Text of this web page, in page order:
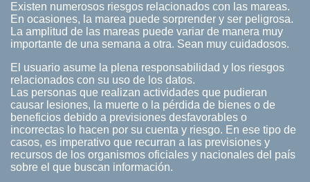
Existen numerosos riesgos relacionados con las mareas.
En ocasiones, la marea puede sorprender y ser peligrosa.
La amplitud de las mareas puede variar de manera muy
importante de una semana a otra. Sean muy cuidadosos.
El usuario asume la plena responsabilidad y los riesgos
relacionados con su uso de los datos.
Las personas que realizan actividades que pudieran
causar lesiones, la muerte o la pérdida de bienes o de
beneficios debido a previsiones desfavorables o
incorrectas lo hacen por su cuenta y riesgo. En ese tipo de
casos, es imperativo que recurran a las previsiones y
recursos de los organismos oficiales y nacionales del país
sobre el que buscan información.